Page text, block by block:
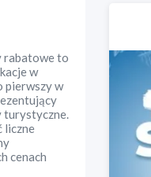
rabatowe to
w
pierwszy w
turystyczne.
liczne
cenach